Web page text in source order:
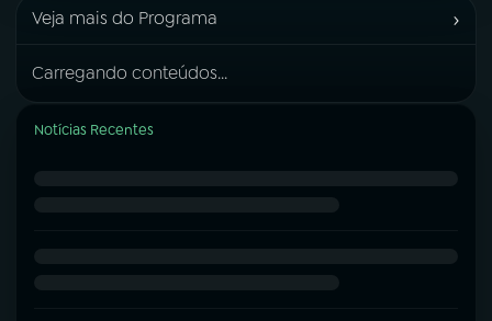
Veja mais do Programa ›
Carregando conteúdos...
Notícias Recentes